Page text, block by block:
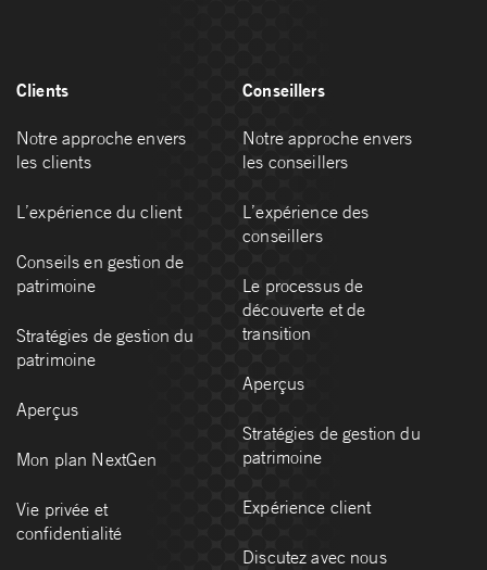
Clients
Notre approche envers
les clients
L’expérience du client
Conseils en gestion de
patrimoine
Stratégies de gestion du
patrimoine
Aperçus
Mon plan NextGen
Vie privée et
confidentialité
Conseillers
Notre approche envers
les conseillers
L’expérience des
conseillers
Le processus de
découverte et de
transition
Aperçus
Stratégies de gestion du
patrimoine
Expérience client
Discutez avec nous